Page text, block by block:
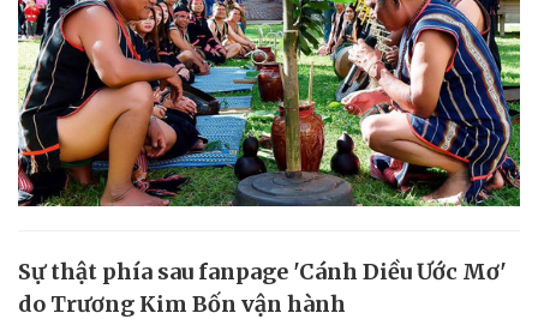
Sự thật phía sau fanpage 'Cánh Diều Ước Mơ'
do Trương Kim Bốn vận hành